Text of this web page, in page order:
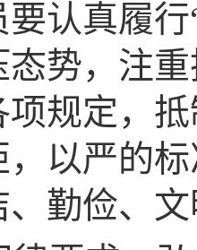
认真履
势，注
规定，
以严的
勤俭、